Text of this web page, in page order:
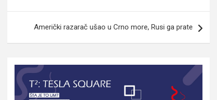
Američki razarač ušao u Crno more, Rusi ga prate